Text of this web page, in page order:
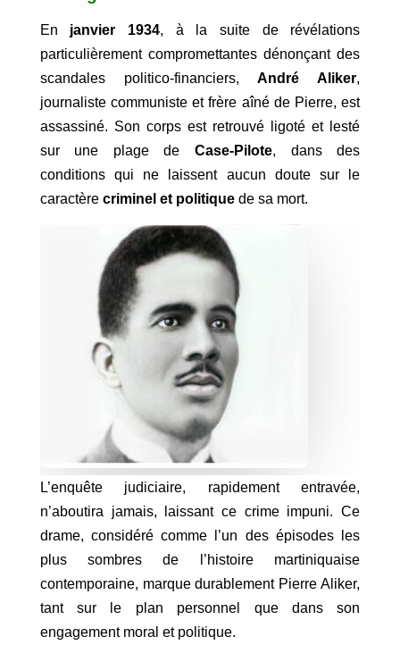
En janvier 1934, à la suite de révélations
particulièrement compromettantes dénonçant des
scandales politico-financiers,André Aliker,
journaliste communiste et frère aîné de Pierre, est
assassiné. Son corps est retrouvé ligoté et lesté
sur une plage deCase-Pilote, dans des
conditions qui ne laissent aucun doute sur le
caractère criminel et politiquede sa mort.
L’enquête judiciaire, rapidement entravée,
n’aboutira jamais, laissant ce crime impuni. Ce
drame, considéré comme l’un des épisodes les
plus sombres de l’histoire martiniquaise
contemporaine, marque durablement Pierre Aliker,
tant sur le plan personnel que dans son
engagement moral et politique.